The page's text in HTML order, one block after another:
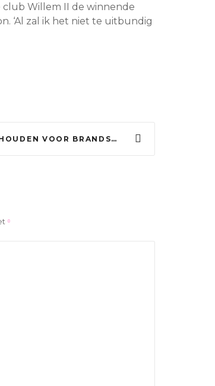
club Willem II de winnende
‘Al zal ik het niet te uitbundig
MAN AANGEHOUDEN VOOR BRANDSTICHTING IN EIGEN WONING, 20 HUIZEN ONTRUIMD